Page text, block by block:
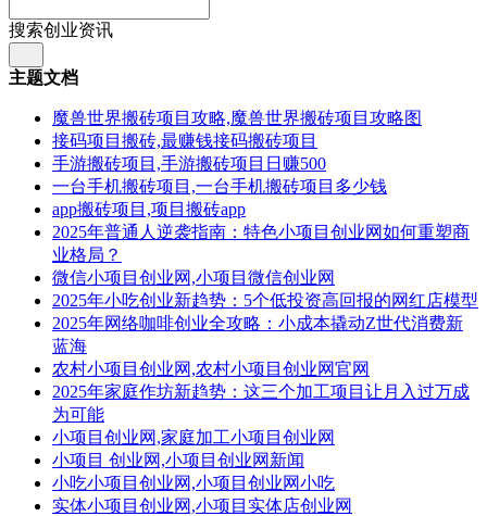
搜索创业资讯
主题文档
魔兽世界搬砖项目攻略,魔兽世界搬砖项目攻略图
接码项目搬砖,最赚钱接码搬砖项目
手游搬砖项目,手游搬砖项目日赚500
一台手机搬砖项目,一台手机搬砖项目多少钱
app搬砖项目,项目搬砖app
2025年普通人逆袭指南：特色小项目创业网如何重塑商
业格局？
微信小项目创业网,小项目微信创业网
2025年小吃创业新趋势：5个低投资高回报的网红店模型
2025年网络咖啡创业全攻略：小成本撬动Z世代消费新
蓝海
农村小项目创业网,农村小项目创业网官网
2025年家庭作坊新趋势：这三个加工项目让月入过万成
为可能
小项目创业网,家庭加工小项目创业网
小项目 创业网,小项目创业网新闻
小吃小项目创业网,小项目创业网小吃
实体小项目创业网,小项目实体店创业网